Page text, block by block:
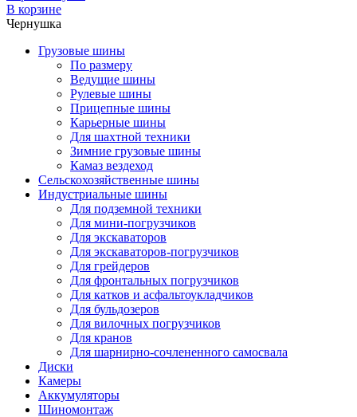
В корзине
Чернушка
Грузовые шины
По размеру
Ведущие шины
Рулевые шины
Прицепные шины
Карьерные шины
Для шахтной техники
Зимние грузовые шины
Камаз вездеход
Сельскохозяйственные шины
Индустриальные шины
Для подземной техники
Для мини-погрузчиков
Для экскаваторов
Для экскаваторов-погрузчиков
Для грейдеров
Для фронтальных погрузчиков
Для катков и асфальтоукладчиков
Для бульдозеров
Для вилочных погрузчиков
Для кранов
Для шарнирно-сочлененного самосвала
Диски
Камеры
Аккумуляторы
Шиномонтаж